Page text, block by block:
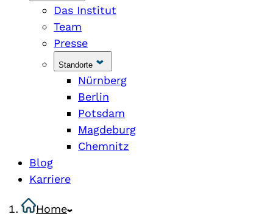
Das Institut
Team
Presse
Standorte
Nürnberg
Berlin
Potsdam
Magdeburg
Chemnitz
Blog
Karriere
Home